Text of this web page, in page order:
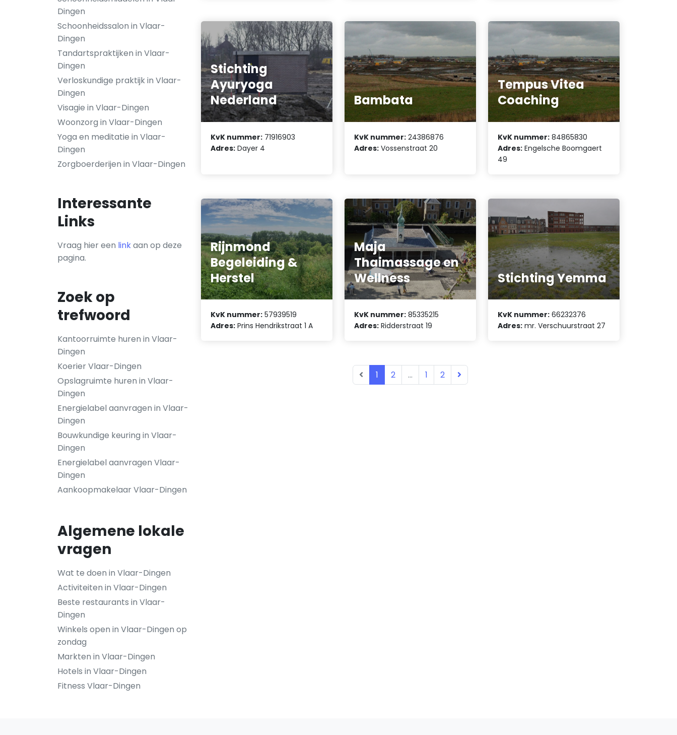
Dingen
Schoonheidssalon in Vlaar-
Dingen
Tandartspraktijken in Vlaar-
Dingen
Verloskundige praktijk in Vlaar-
Dingen
Visagie in Vlaar-Dingen
Woonzorg in Vlaar-Dingen
Yoga en meditatie in Vlaar-
Dingen
Zorgboerderijen in Vlaar-Dingen
Interessante
Links
Vraag hier een linkaan op deze
pagina.
Zoek op
trefwoord
Kantoorruimte huren in Vlaar-
Dingen
Koerier Vlaar-Dingen
Opslagruimte huren in Vlaar-
Dingen
Energielabel aanvragen in Vlaar-
Dingen
Bouwkundige keuring in Vlaar-
Dingen
Energielabel aanvragen Vlaar-
Dingen
Aankoopmakelaar Vlaar-Dingen
Algemene lokale
vragen
Wat te doen in Vlaar-Dingen
Activiteiten in Vlaar-Dingen
Beste restaurants in Vlaar-
Dingen
Winkels open in Vlaar-Dingen op
zondag
Markten in Vlaar-Dingen
Hotels in Vlaar-Dingen
Fitness Vlaar-Dingen
Stichting
Ayuryoga
Nederland
KvK nummer: 71916903
Adres: Dayer 4
Bambata
KvK nummer: 24386876
Adres: Vossenstraat 20
Tempus Vitea
Coaching
KvK nummer: 84865830
Adres: Engelsche Boomgaert
49
Rijnmond
Begeleiding &
Herstel
KvK nummer: 57939519
Adres: Prins Hendrikstraat 1 A
Maja
Thaimassage en
Wellness
KvK nummer: 85335215
Adres: Ridderstraat 19
Stichting Yemma
KvK nummer: 66232376
Adres: mr. Verschuurstraat 27
1 2 ... 1 2